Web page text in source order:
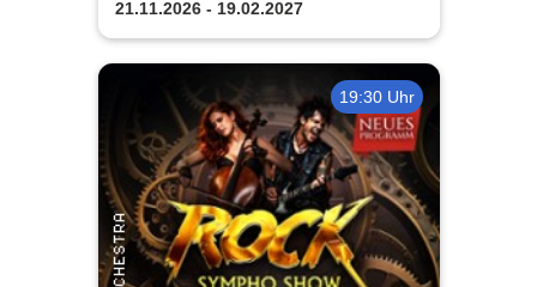
21.11.2026 - 19.02.2027
19:30 Uhr